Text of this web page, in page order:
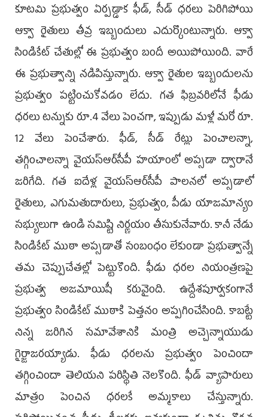
కూట‌మి ప్ర‌భుత్వం ఏర్ప‌డ్డాక ఫీడ్, సీడ్ ధ‌ర‌లు పెరిగిపోయి
ఆక్వా రైతులు తీవ్ర ఇబ్బందులు ఎదుర్కొంటున్నారు. ఆక్వా
సిండికేట్ చేతుల్లో ఈ ప్ర‌భుత్వం బందీ అయిపోయింది. వారే
ఈ ప్ర‌భుత్వాన్ని న‌డిపిస్తున్నారు. ఆక్వా రైతుల ఇబ్బందుల‌ను
ప్ర‌భుత్వం ప‌ట్టించుకోవ‌డం లేదు. గ‌త ఫిబ్ర‌వ‌రిలోనే ఫీడు
ధ‌ర‌లు ట‌న్నుకు రూ.4 వేలు పెంచగా, ఇప్పుడు మ‌ళ్లీ మ‌రో రూ.
12 వేలు పెంచేశారు. ఫీడ్‌, సీడ్ రేట్లు పెంచాల‌న్నా,
త‌గ్గించాల‌న్నా వైయ‌స్ఆర్‌సీపీ హ‌యాంలో అప్సడా ద్వారానే
జ‌రిగేది. గ‌త ఐదేళ్ల వైయ‌స్ఆర్‌సీపీ పాల‌న‌లో అప్స‌డాలో
రైతులు, ఎగుమ‌తుదారులు, ప్ర‌భుత్వం, పీడు యాజ‌మాన్యం
స‌భ్యులుగా ఉండి స‌మిష్టి నిర్ణ‌యం తీసుకునేవారు. కానీ నేడు
సిండికేట్ ముఠా అప్స‌డాతో సంబంధం లేకుండా ప్ర‌భుత్వాన్నే
త‌మ చెప్పుచేత‌ల్లో పెట్టుకొంది. ఫీడు ధ‌ర‌ల నియంత్ర‌ణ‌పై
ప్ర‌భుత్వ అజమాయిషీ క‌రువైంది. ఉద్దేశ‌పూర్వ‌కంగానే
ప్ర‌భుత్వం సిండికేట్ ముఠాకి పెత్త‌నం అప్ప‌గించేసింది. కాబ‌ట్టే
నిన్న జ‌రిగిన స‌మావేశానికి మంత్రి అచ్చెన్నాయుడు
గైర్జాజ‌ర‌య్యాడు. ఫీడు ధ‌ర‌లను ప్ర‌భుత్వం పెంచిందా
త‌గ్గించిందా తెలియ‌ని పరిస్థితి నెల‌కొంది. ఫీడ్ వ్యాపారులు
మాత్రం పెంచిన ధ‌ర‌ల‌కే అమ్మ‌కాలు చేస్తున్నారు.